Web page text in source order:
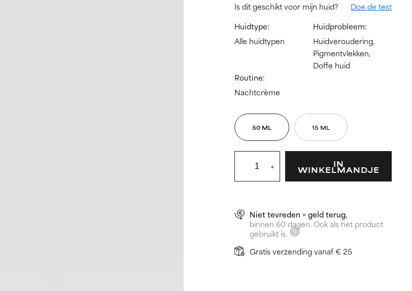
Is dit geschikt voor mijn huid?
Doe de test
Huidtype:
Alle huidtypen
Huidprobleem:
Huidveroudering,
Pigmentvlekken,
Doffe huid
Routine:
Nachtcrème
50 ML 15 ML
+ IN
WINKELMANDJE
Niet tevreden = geld terug,
binnen 60 dagen. Ook als het product
gebruikt is.
Gratis verzending vanaf € 25